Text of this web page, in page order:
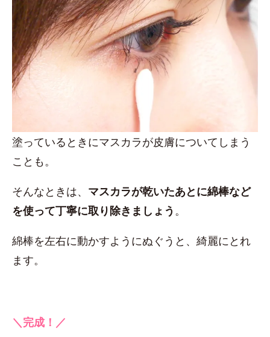
塗っているときにマスカラが皮膚についてしまう
ことも。
そんなときは、 マスカラが乾いたあとに綿棒など
を使って丁寧に取り除きましょう 。
綿棒を左右に動かすようにぬぐうと、綺麗にとれ
ます。
＼完成！／